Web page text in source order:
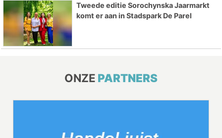
Tweede editie Sorochynska Jaarmarkt
komt er aan in Stadspark De Parel
ONZE PARTNERS